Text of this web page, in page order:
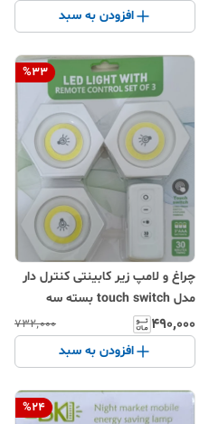
افزودن به سبد
%33
چراغ و لامپ زیر کابینتی کنترل دار
مدل touch switch بسته سه
عددی
۴۹۰٬۰۰۰ ۷۳۲٬۰۰۰
افزودن به سبد
%24